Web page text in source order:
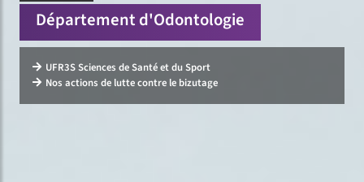
Département d'Odontologie
UFR3S Sciences de Santé et du Sport
Nos actions de lutte contre le bizutage